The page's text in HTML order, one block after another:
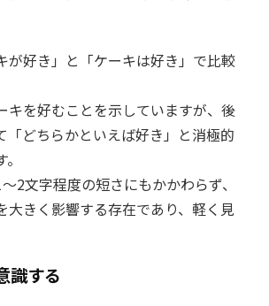
が好き」と「ケーキは好き」で比較
キを好むことを示していますが、後
「どちらかといえば好き」と消極的
2文字程度の短さにもかかわらず、
大きく影響する存在であり、軽く見
識する